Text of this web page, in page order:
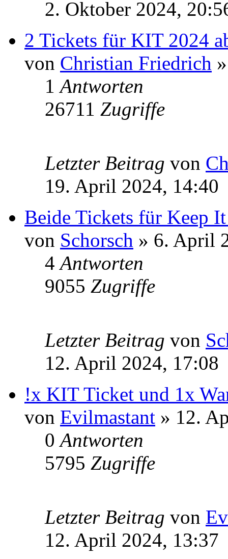
2. Oktober 2024,
2 Tickets für KIT 2024
von Christian Friedrich
1Antworten
26711 Zugriffe
Letzter Beitrag von
19. April 2024, 14:40
Beide Tickets für Keep
von Schorsch » 6. April
4Antworten
9055 Zugriffe
Letzter Beitrag von
12. April 2024, 17:08
!x KIT Ticket und 1x
von Evilmastant » 12.
0Antworten
5795 Zugriffe
Letzter Beitrag von
12. April 2024, 13:37